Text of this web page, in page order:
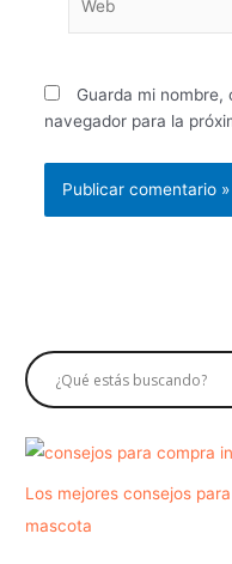
Guarda mi
navegador para la
Los mejores consejos
mascota